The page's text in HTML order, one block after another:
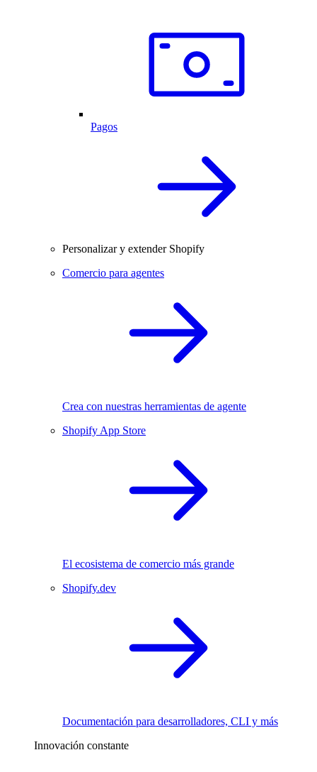
Pagos
Personalizar y extender Shopify
Comercio para agentes
Crea con nuestras herramientas de agente
Shopify App Store
El ecosistema de comercio más grande
Shopify.dev
Documentación para desarrolladores, CLI y más
Innovación constante